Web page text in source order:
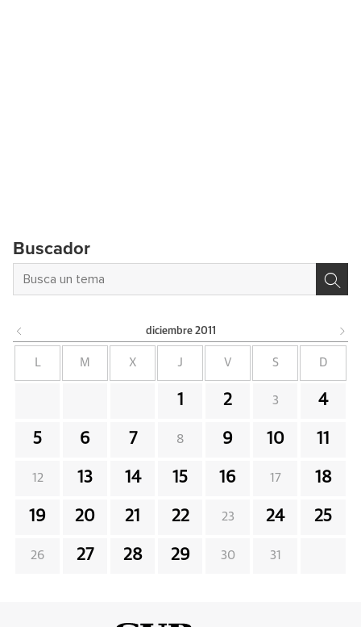
Buscador
diciembre 2011
L M X J V S D
1 2 3 4
5 6 7 8 9 10 11
12 13 14 15 16 17 18
19 20 21 22 23 24 25
26 27 28 29 30 31